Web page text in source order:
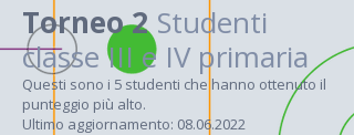
Torneo 2Studenti
classe III e IV primaria
Questi sono i 5 studenti che hanno ottenuto il
punteggio più alto.
Ultimo aggiornamento: 08.06.2022